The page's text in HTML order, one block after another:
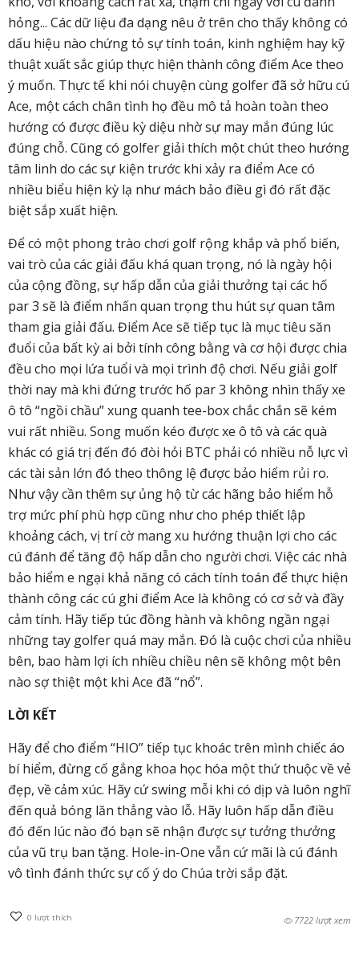
hỏng... Các dữ liệu đa dạng nêu ở trên cho thấy không có
dấu hiệu nào chứng tỏ sự tính toán, kinh nghiệm hay kỹ
thuật xuất sắc giúp thực hiện thành công điểm Ace theo
ý muốn. Thực tế khi nói chuyện cùng golfer đã sở hữu cú
Ace, một cách chân tình họ đều mô tả hoàn toàn theo
hướng có được điều kỳ diệu nhờ sự may mắn đúng lúc
đúng chỗ. Cũng có golfer giải thích một chút theo hướng
tâm linh do các sự kiện trước khi xảy ra điểm Ace có
nhiều biểu hiện kỳ lạ như mách bảo điều gì đó rất đặc
biệt sắp xuất hiện.
Để có một phong trào chơi golf rộng khắp và phổ biến,
vai trò của các giải đấu khá quan trọng, nó là ngày hội
của cộng đồng, sự hấp dẫn của giải thưởng tại các hố
par 3 sẽ là điểm nhấn quan trọng thu hút sự quan tâm
tham gia giải đấu. Điểm Ace sẽ tiếp tục là mục tiêu săn
đuổi của bất kỳ ai bởi tính công bằng và cơ hội được chia
đều cho mọi lứa tuổi và mọi trình độ chơi. Nếu giải golf
thời nay mà khi đứng trước hố par 3 không nhìn thấy xe
ô tô “ngồi chầu” xung quanh tee-box chắc chắn sẽ kém
vui rất nhiều. Song muốn kéo được xe ô tô và các quà
khác có giá trị đến đó đòi hỏi BTC phải có nhiều nỗ lực vì
các tài sản lớn đó theo thông lệ được bảo hiểm rủi ro.
Như vậy cần thêm sự ủng hộ từ các hãng bảo hiểm hỗ
trợ mức phí phù hợp cũng như cho phép thiết lập
khoảng cách, vị trí cờ mang xu hướng thuận lợi cho các
cú đánh để tăng độ hấp dẫn cho người chơi. Việc các nhà
bảo hiểm e ngại khả năng có cách tính toán để thực hiện
thành công các cú ghi điểm Ace là không có cơ sở và đầy
cảm tính. Hãy tiếp túc đồng hành và không ngần ngại
những tay golfer quá may mắn. Đó là cuộc chơi của nhiều
bên, bao hàm lợi ích nhiều chiều nên sẽ không một bên
nào sợ thiệt một khi Ace đã “nổ”.
LỜI KẾT
Hãy để cho điểm “HIO” tiếp tục khoác trên mình chiếc áo
bí hiểm, đừng cố gắng khoa học hóa một thứ thuộc về vẻ
đẹp, về cảm xúc. Hãy cứ swing mỗi khi có dịp và luôn nghĩ
đến quả bóng lăn thẳng vào lỗ. Hãy luôn hấp dẫn điều
đó đến lúc nào đó bạn sẽ nhận được sự tưởng thưởng
của vũ trụ ban tặng. Hole-in-One vẫn cứ mãi là cú đánh
vô tình đánh thức sự cố ý do Chúa trời sắp đặt.
0 lượt thích 7722 lượt xem